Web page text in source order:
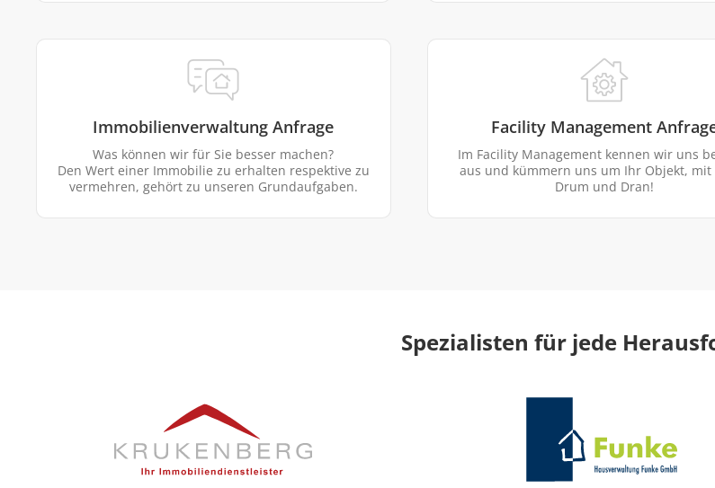
Immobilienverwaltung Anfrage
Was können wir für Sie besser machen?
Den Wert einer Immobilie zu erhalten respektive zu
vermehren, gehört zu unseren Grundaufgaben.
Facility Management
Im Facility Management kennen wir uns
aus und kümmern uns um Ihr Objekt, mit
Drum und Dran!
Spezialisten für jede